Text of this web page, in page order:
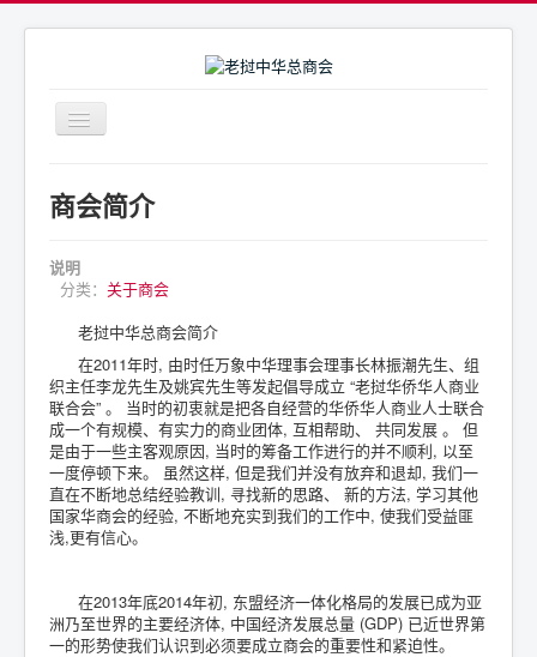
导
航
商会通告
商会活动
联系我们
商会简介
说明
分类： 关于商会
老挝中华总商会简介
在2011年时, 由时任万象中华理事会理事长林振潮先生、组
织主任李龙先生及姚宾先生等发起倡导成立 “老挝华侨华人商业
联合会” 。 当时的初衷就是把各自经营的华侨华人商业人士联合
成一个有规模、有实力的商业团体, 互相帮助、 共同发展 。 但
是由于一些主客观原因, 当时的筹备工作进行的并不顺利, 以至
一度停顿下来。 虽然这样, 但是我们并没有放弃和退却, 我们一
直在不断地总结经验教训, 寻找新的思路、 新的方法, 学习其他
国家华商会的经验, 不断地充实到我们的工作中, 使我们受益匪
浅,更有信心。
在2013年底2014年初, 东盟经济一体化格局的发展已成为亚
洲乃至世界的主要经济体, 中国经济发展总量 (GDP) 已近世界第
一的形势使我们认识到必须要成立商会的重要性和紧迫性。